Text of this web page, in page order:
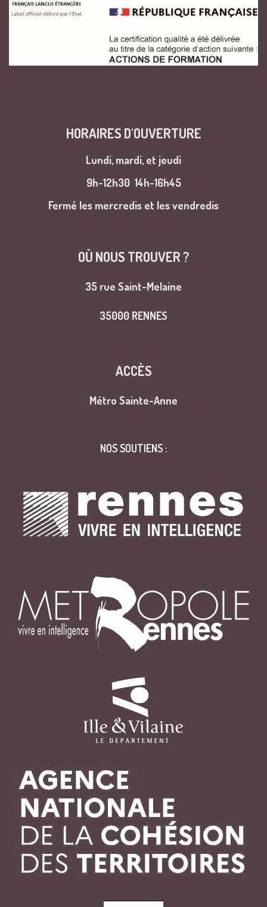
HORAIRES D'OUVERTURE
Lundi, mardi, et jeudi
9h-12h30 14h-16h45
Fermé les mercredis et les vendredis
OÙ NOUS TROUVER ?
35 rue Saint-Melaine
35000 RENNES
ACCÈS
Métro Sainte-Anne
NOS SOUTIENS :